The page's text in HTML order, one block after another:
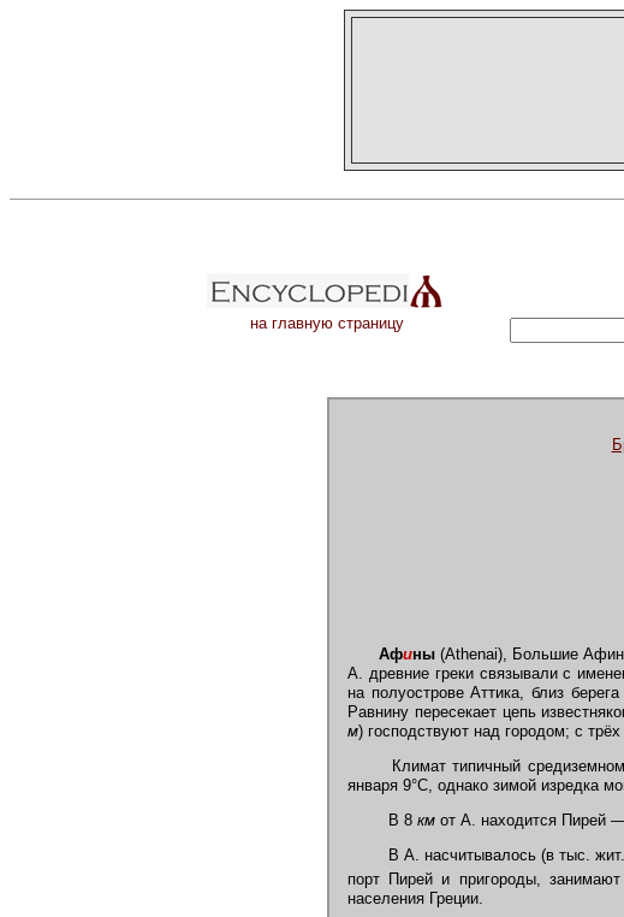
на главную страницу
Афины (Athenai), Большие
А. древние греки связывали с
на полуострове Аттика, близ
Равнину пересекает цепь
м) господствуют над городом; с
Климат типичный
января 9°С, однако зимой изредка
В 8 км от А. находится Пирей
В А. насчитывалось (в тыс.
порт Пирей и пригороды,
населения Греции.